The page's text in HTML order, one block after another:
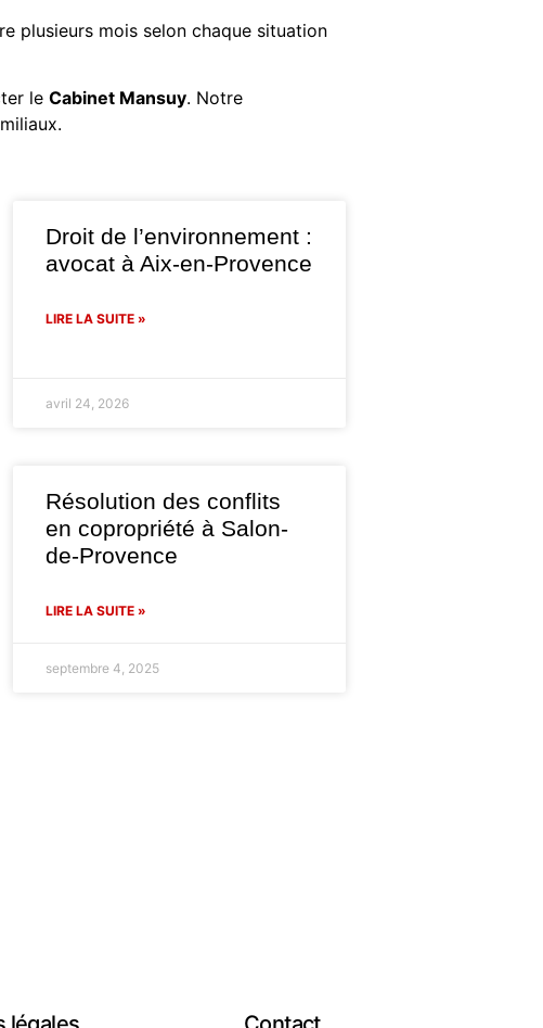
plusieurs mois selon chaque situation
le Cabinet Mansuy. Notre
Droit de l’environnement :
avocat à Aix-en-Provence
LIRE LA SUITE »
avril 24, 2026
Résolution des conflits
en copropriété à Salon-
de-Provence
LIRE LA SUITE »
septembre 4, 2025